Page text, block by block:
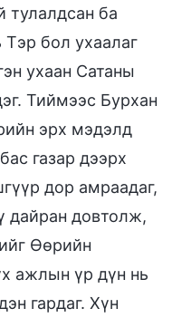
тулалдсан ба
Тэр бол ухаалаг
ухаан Сатаны
Тиймээс Бурхан
эрх мэдэлд
газар дээрх
дор амраадаг,
дайран довтолж,
Өөрийн
ажлын үр дүн нь
гардаг. Хүн